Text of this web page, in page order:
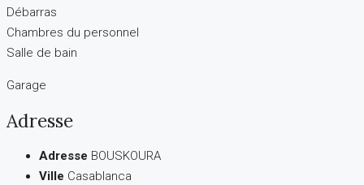
Débarras
Chambres du personnel
Salle de bain
Garage
Adresse
Adresse BOUSKOURA
Ville Casablanca